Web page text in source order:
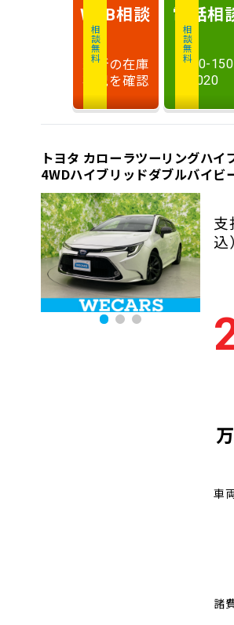
相談無料
WEB相談
最新の在庫
状況を確認
相談無料
電話相
0120-
020
トヨタ カローラツーリングハイ
4WDハイブリッドダブルバイビ
支
込）
車
諸